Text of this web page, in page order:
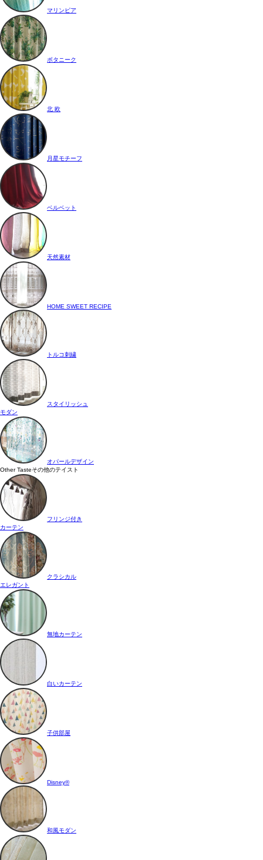
マリンピア
ボタニーク
北 欧
月星モチーフ
ベルベット
天然素材
HOME SWEET RECIPE
トルコ刺繍
スタイリッシュ
モダン
オパールデザイン
Other Tasteその他のテイスト
フリンジ付き
カーテン
クラシカル
エレガント
無地カーテン
白いカーテン
子供部屋
Disney®
和風モダン